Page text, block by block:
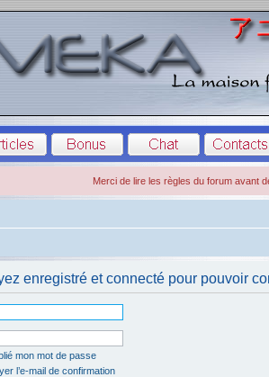
Merci de lire les règles du forum avant
enregistré et connecté pour pouvoir
mon mot de passe
l’e-mail de confirmation